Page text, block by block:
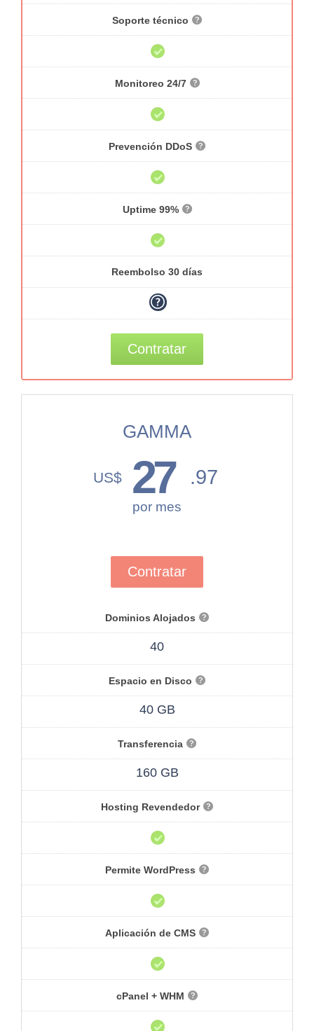
Soporte técnico
Monitoreo 24/7
Prevención DDoS
Uptime 99%
Reembolso 30 días
Contratar
GAMMA
US$ 27 .97
por mes
Contratar
Dominios Alojados
40
Espacio en Disco
40 GB
Transferencia
160 GB
Hosting Revendedor
Permite WordPress
Aplicación de CMS
cPanel + WHM